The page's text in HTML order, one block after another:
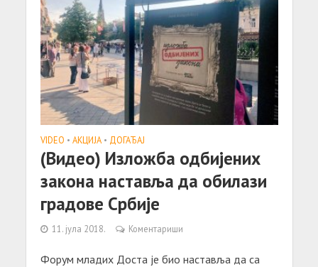
VIDEO • АКЦИЈA • ДОГАЂАЈ
(Видео) Изложба одбијених
закона наставља да обилази
градове Србије
11. јула 2018. Коментариши
Форум младих Доста је био наставља да са